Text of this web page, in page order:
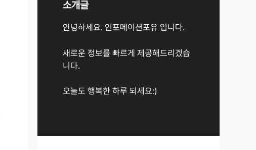
소개글
안녕하세요. 인포메이션포유 입니다.
새로운 정보를 빠르게 제공해드리겠습
니다.
오늘도 행복한 하루 되세요:)